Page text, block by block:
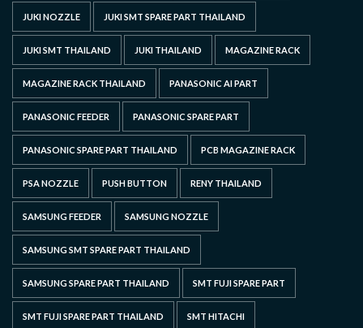
JUKI NOZZLE JUKI SMT SPARE PART THAILAND
JUKI SMT THAILAND JUKI THAILAND MAGAZINE RACK
MAGAZINE RACK THAILAND PANASONIC AI PART
PANASONIC FEEDER PANASONIC SPARE PART
PANASONIC SPARE PART THAILAND PCB MAGAZINE RACK
PSA NOZZLE PUSH BUTTON RENY THAILAND
SAMSUNG FEEDER SAMSUNG NOZZLE
SAMSUNG SMT SPARE PART THAILAND
SAMSUNG SPARE PART THAILAND SMT FUJI SPARE PART
SMT FUJI SPARE PART THAILAND SMT HITACHI